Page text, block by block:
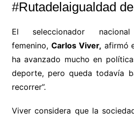
#Rutadelaigualdad
El seleccionador
femenino, Carlos Viver, afirmó
ha avanzado mucho en
deporte, pero queda todavía
recorrer”.
Viver considera que la